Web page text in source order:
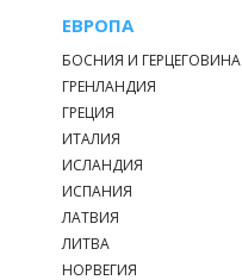
ЕВРОПА
БОСНИЯ И ГЕРЦЕГОВИНА
ГРЕНЛАНДИЯ
ГРЕЦИЯ
ИТАЛИЯ
ИСЛАНДИЯ
ИСПАНИЯ
ЛАТВИЯ
ЛИТВА
НОРВЕГИЯ